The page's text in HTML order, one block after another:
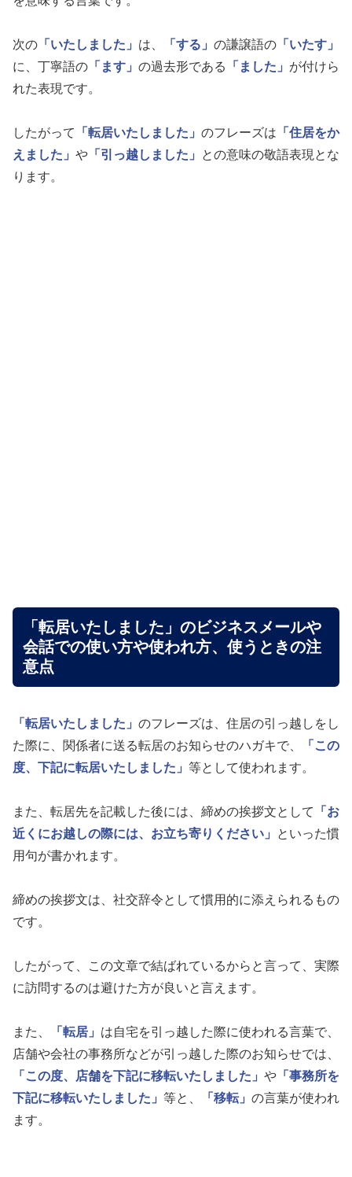
次の 「いたしました」 は、 「する」 の謙譲語の 「いたす」
に、丁寧語の 「ます」 の過去形である 「ました」 が付けら
れた表現です。
したがって 「転居いたしました」 のフレーズは 「住居をか
えました」 や 「引っ越しました」
との意味の敬語表現とな
ります。
「転居いたしました」のビジネスメールや
会話での使い方や使われ方、使うときの注
意点
「転居いたしました」 のフレーズは、住居の引っ越しをし
た際に、関係者に送る転居のお知らせのハガキで、
「この
度、下記に転居いたしました」 等として使われます。
また、転居先を記載した後には、締めの挨拶文として
「お
近くにお越しの際には、お立ち寄りください」
といった慣
用句が書かれます。
締めの挨拶文は、社交辞令として慣用的に添えられるもの
です。
したがって、この文章で結ばれているからと言って、実際
に訪問するのは避けた方が良いと言えます。
また、 「転居」 は自宅を引っ越した際に使われる言葉で、
店舗や会社の事務所などが引っ越した際のお知らせでは、
「この度、店舗を下記に移転いたしました」 や 「事務所を
下記に移転いたしました」 等と、 「移転」 の言葉が使われ
ます。